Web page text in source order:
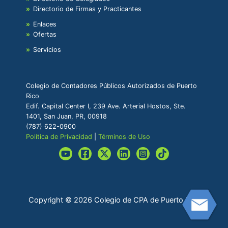
Directorio de Firmas y Practicantes
Enlaces
Ofertas
Servicios
Colegio de Contadores Públicos Autorizados de Puerto
Rico
Edif. Capital Center I, 239 Ave. Arterial Hostos, Ste.
1401, San Juan, PR, 00918
(787) 622-0900
Política de Privacidad |Términos de Uso
Copyright © 2026 Colegio de CPA de Puerto Rico